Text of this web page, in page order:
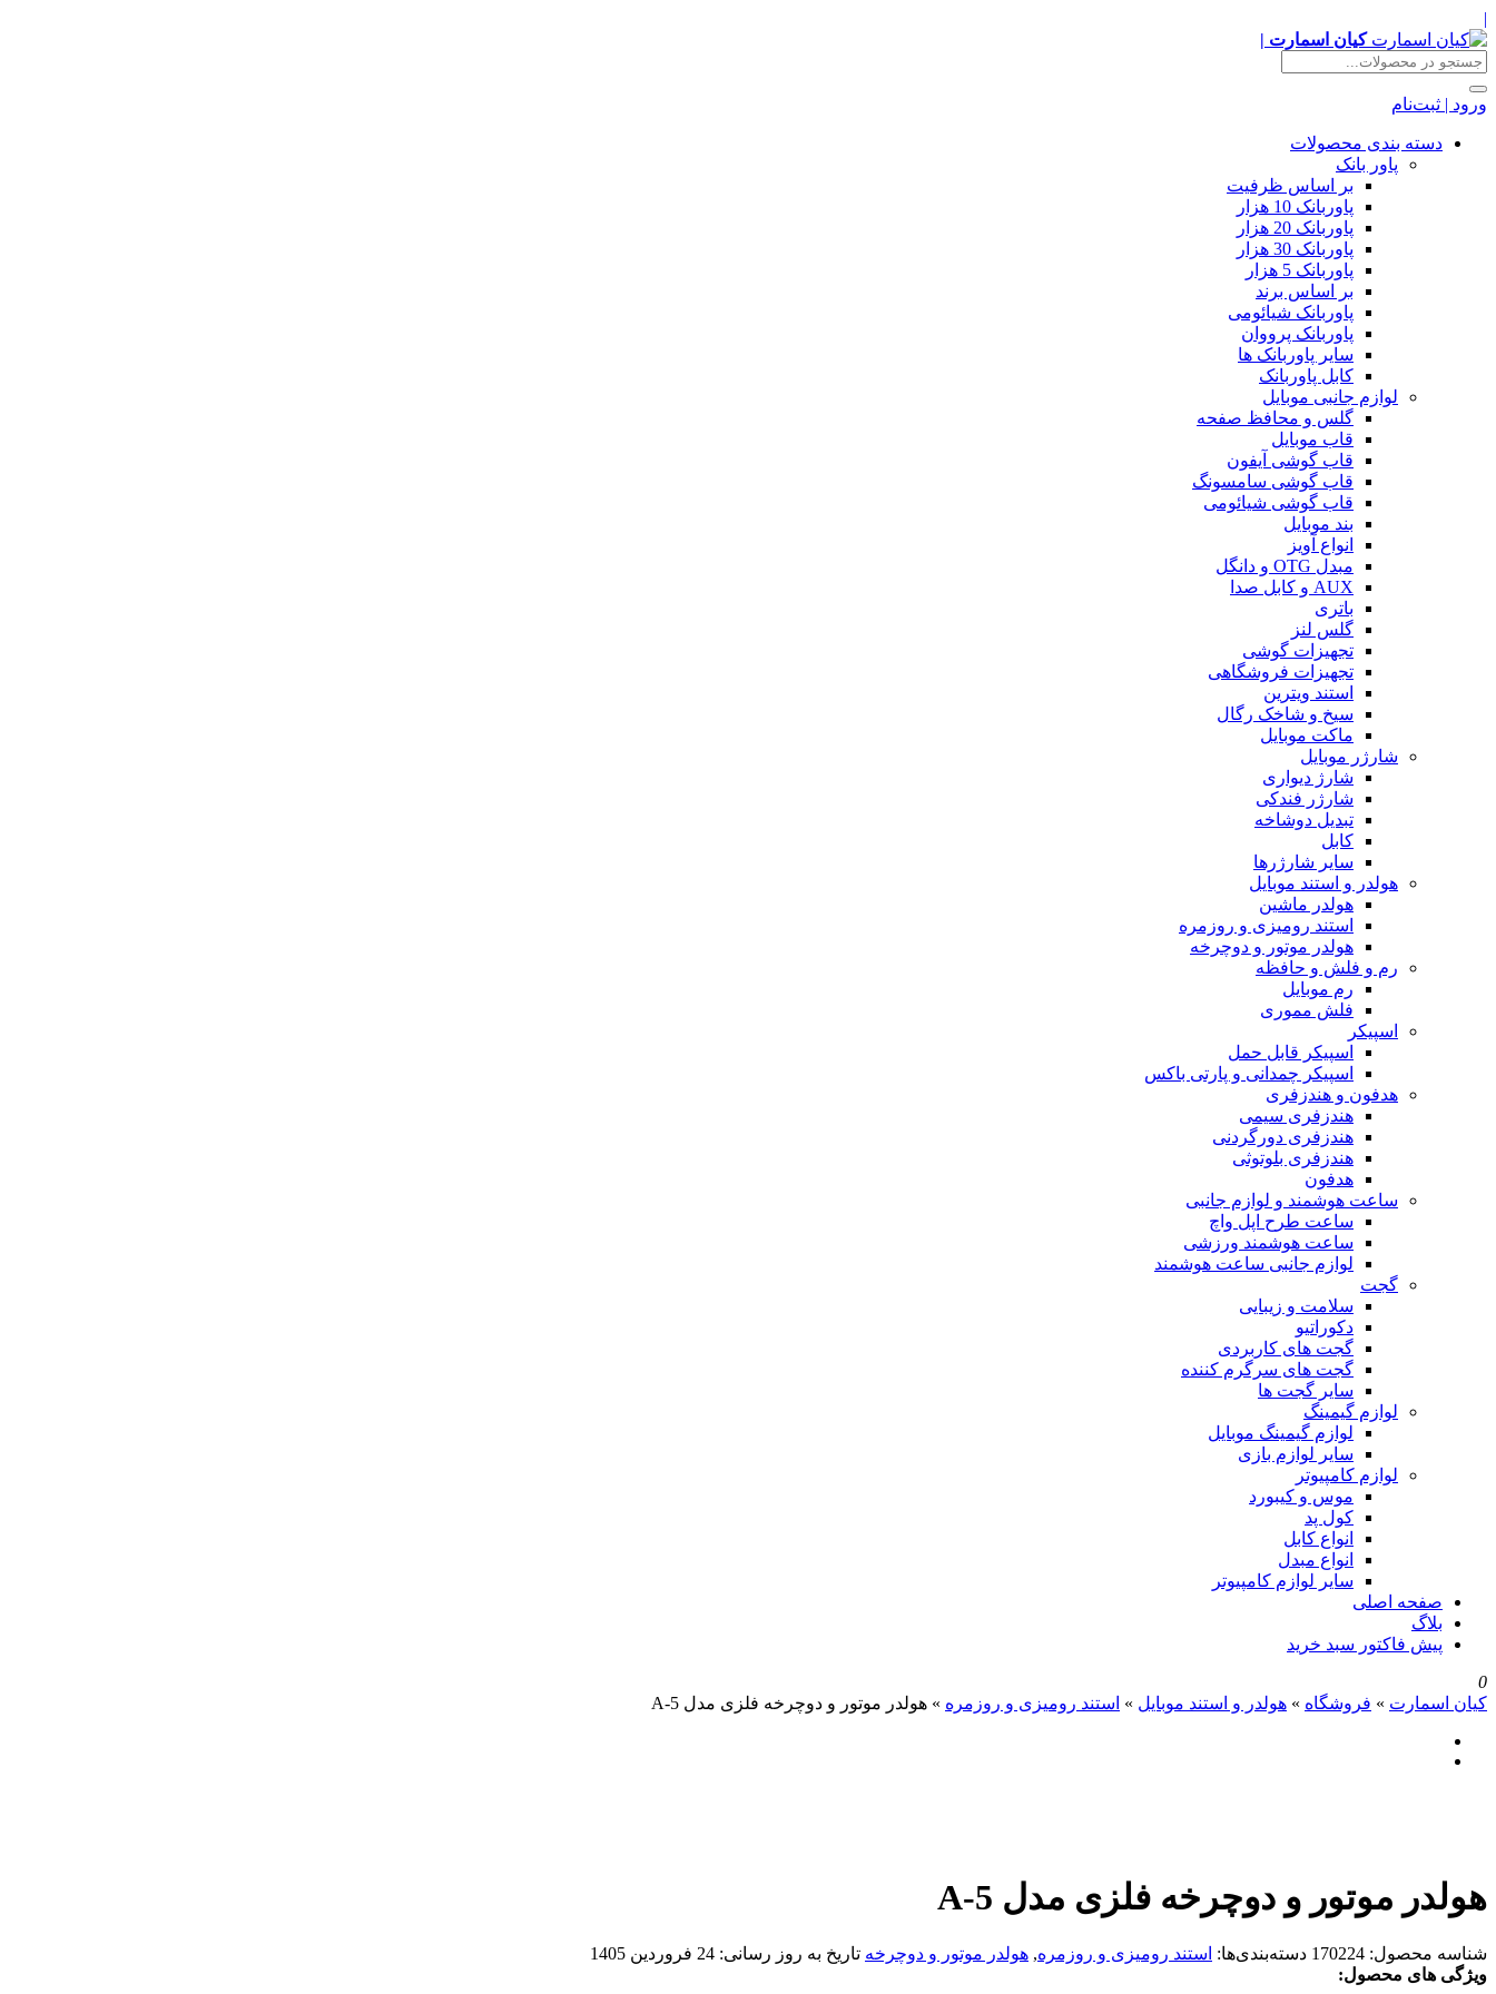
|
کیان اسمارت |
ورود | ثبت‌نام
دسته بندی محصولات
پاور بانک
بر اساس ظرفیت
پاوربانک 10 هزار
پاوربانک 20 هزار
پاوربانک 30 هزار
پاوربانک 5 هزار
بر اساس برند
پاوربانک شیائومی
پاوربانک پرووان
سایر پاوربانک ها
کابل پاوربانک
لوازم جانبی موبایل
گلس و محافظ صفحه
قاب موبایل
قاب گوشی آیفون
قاب گوشی سامسونگ
قاب گوشی شیائومی
بند موبایل
انواع آویز
مبدل OTG و دانگل
AUX و کابل صدا
باتری
گلس لنز
تجهیزات گوشی
تجهیزات فروشگاهی
استند ویترین
سیخ و شاخک رگال
ماکت موبایل
شارژر موبایل
شارژ دیواری
شارژر فندکی
تبدیل دوشاخه
کابل
سایر شارژرها
هولدر و استند موبایل
هولدر ماشین
استند رومیزی و روزمره
هولدر موتور و دوچرخه
رم و فلش و حافظه
رم موبایل
فلش مموری
اسپیکر
اسپیکر قابل حمل
اسپیکر چمدانی و پارتی باکس
هدفون و هندزفری
هندزفری سیمی
هندزفری دورگردنی
هندزفری بلوتوثی
هدفون
ساعت هوشمند و لوازم جانبی
ساعت طرح اپل واچ
ساعت هوشمند ورزشی
لوازم جانبی ساعت هوشمند
گجت
سلامت و زیبایی
دکوراتیو
گجت های کاربردی
گجت های سرگرم کننده
سایر گجت ها
لوازم گیمینگ
لوازم گیمینگ موبایل
سایر لوازم بازی
لوازم کامپیوتر
موس و کیبورد
کول پد
انواع کابل
انواع مبدل
سایر لوازم کامپیوتر
صفحه اصلی
بلاگ
پیش فاکتور سبد خرید
0
کیان اسمارت » فروشگاه » هولدر و استند موبایل » استند رومیزی و روزمره » هولدر موتور و دوچرخه فلزی مدل A-5
هولدر موتور و دوچرخه فلزی مدل A-5
شناسه محصول: 170224 دسته‌بندی‌ها: استند رومیزی و روزمره, هولدر موتور و دوچرخه تاریخ به روز رسانی: 24 فروردین 1405
ویژگی های محصول: